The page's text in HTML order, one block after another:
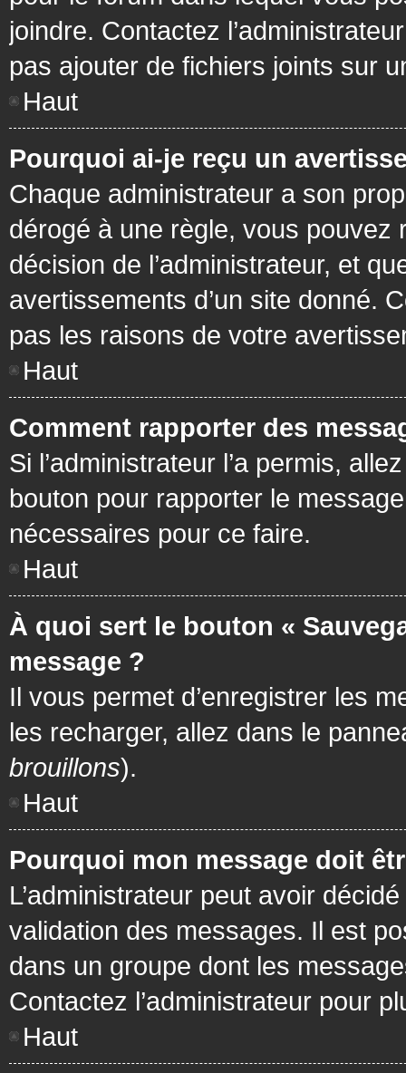
joindre. Contactez
pas ajouter de fichiers joints sur
Haut
Pourquoi ai-je reçu un
Chaque administrateur a son
dérogé à une règle, vous pouvez
décision de l’administrateur, et
avertissements d’un site donné.
pas les raisons de votre
Haut
Comment rapporter des
Si l’administrateur l’a permis,
bouton pour rapporter le
nécessaires pour ce faire.
Haut
À quoi sert le bouton «
message ?
Il vous permet d’enregistrer les
les recharger, allez dans le
brouillons).
Haut
Pourquoi mon message doit
L’administrateur peut avoir
validation des messages. Il est
dans un groupe dont les
Contactez l’administrateur pour
Haut